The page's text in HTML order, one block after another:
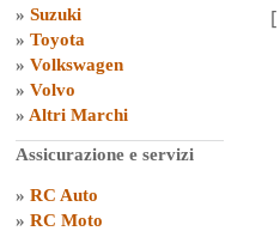
» Suzuki
» Toyota
» Volkswagen
» Volvo
» Altri Marchi
Assicurazione e servizi
» RC Auto
» RC Moto
[